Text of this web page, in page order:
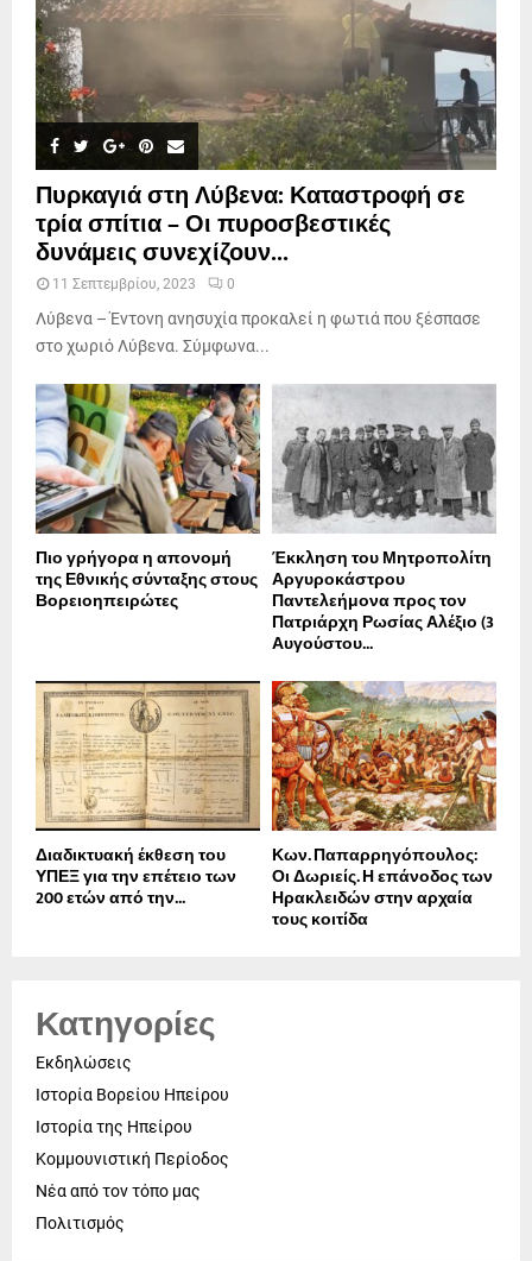
Πυρκαγιά στη Λύβενα: Καταστροφή σε
τρία σπίτια – Οι πυροσβεστικές
δυνάμεις συνεχίζουν...
11 Σεπτεμβρίου, 2023 0
Λύβενα – Έντονη ανησυχία προκαλεί η φωτιά που ξέσπασε
στο χωριό Λύβενα. Σύμφωνα...
Πιο γρήγορα η απονοµή
της Εθνικής σύνταξης στους
Βορειοηπειρώτες
Έκκληση του Μητροπολίτη
Αργυροκάστρου
Παντελεήμονα προς τον
Πατριάρχη Ρωσίας Αλέξιο (3
Αυγούστου...
Διαδικτυακή έκθεση του
ΥΠΕΞ για την επέτειο των
200 ετών από την...
Κων. Παπαρρηγόπουλος:
Οι Δωριείς. Η επάνοδος των
Ηρακλειδών στην αρχαία
τους κοιτίδα
Κατηγορίες
Εκδηλώσεις
Ιστορία Βορείου Ηπείρου
Ιστορία της Ηπείρου
Κομμουνιστική Περίοδος
Νέα από τον τόπο μας
Πολιτισμός